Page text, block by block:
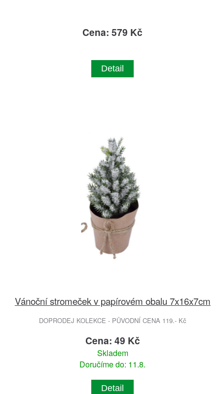
Cena: 579 Kč
Detail
Vánoční stromeček v papírovém obalu 7x16x7cm
DOPRODEJ KOLEKCE - PŮVODNÍ CENA 119.- Kč
Cena: 49 Kč
Skladem
Doručíme do: 11.8.
Detail